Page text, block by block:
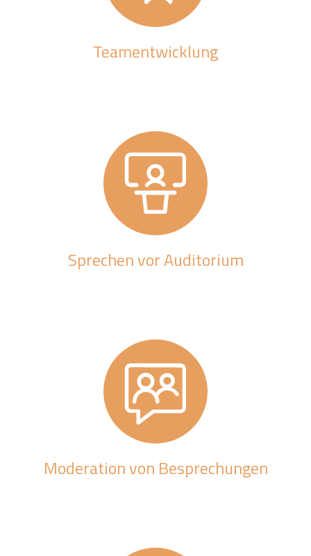
Teamentwicklung
Sprechen vor Auditorium
Moderation von Besprechungen